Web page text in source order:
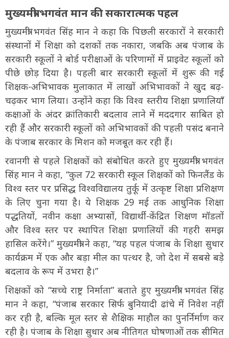
मुख्यमंत्री भगवंत मान की सकारात्मक पहल
मुख्यमंत्री भगवंत सिंह मान ने कहा कि पिछली सरकारों ने सरकारी
संस्थानों में शिक्षा को दशकों तक नकारा, जबकि अब पंजाब के
सरकारी स्कूलों ने बोर्ड परीक्षाओं के परिणामों में प्राइवेट स्कूलों को
पीछे छोड़ दिया है। पहली बार सरकारी स्कूलों में शुरू की गई
शिक्षक-अभिभावक मुलाकात में लाखों अभिभावकों ने खुद बढ़-
चढ़कर भाग लिया। उन्होंने कहा कि विश्व स्तरीय शिक्षा प्रणालियाँ
कक्षाओं के अंदर क्रांतिकारी बदलाव लाने में मददगार साबित हो
रही हैं और सरकारी स्कूलों को अभिभावकों की पहली पसंद बनाने
के पंजाब सरकार के मिशन को मजबूत कर रही हैं।
रवानगी से पहले शिक्षकों को संबोधित करते हुए मुख्यमंत्री भगवंत
सिंह मान ने कहा, “कुल 72 सरकारी स्कूल शिक्षकों को फिनलैंड के
विश्व स्तर पर प्रसिद्ध विश्वविद्यालय तुर्कू में उत्कृष्ट शिक्षा प्रशिक्षण
के लिए चुना गया है। ये शिक्षक 29 मई तक आधुनिक शिक्षा
पद्धतियों, नवीन कक्षा अभ्यासों, विद्यार्थी-केंद्रित शिक्षण मॉडलों
और विश्व स्तर पर स्थापित शिक्षा प्रणालियों की गहरी समझ
हासिल करेंगे।” मुख्यमंत्री ने कहा, “यह पहल पंजाब के शिक्षा सुधार
कार्यक्रम में एक और बड़ा मील का पत्थर है, जो देश में सबसे बड़े
बदलाव के रूप में उभरा है।”
शिक्षकों को “सच्चे राष्ट्र निर्माता” बताते हुए मुख्यमंत्री भगवंत सिंह
मान ने कहा, “पंजाब सरकार सिर्फ बुनियादी ढांचे में निवेश नहीं
कर रही है, बल्कि मूल स्तर से शैक्षिक माहौल का पुनर्निर्माण कर
रही है। पंजाब के शिक्षा सुधार अब नीतिगत घोषणाओं तक सीमित